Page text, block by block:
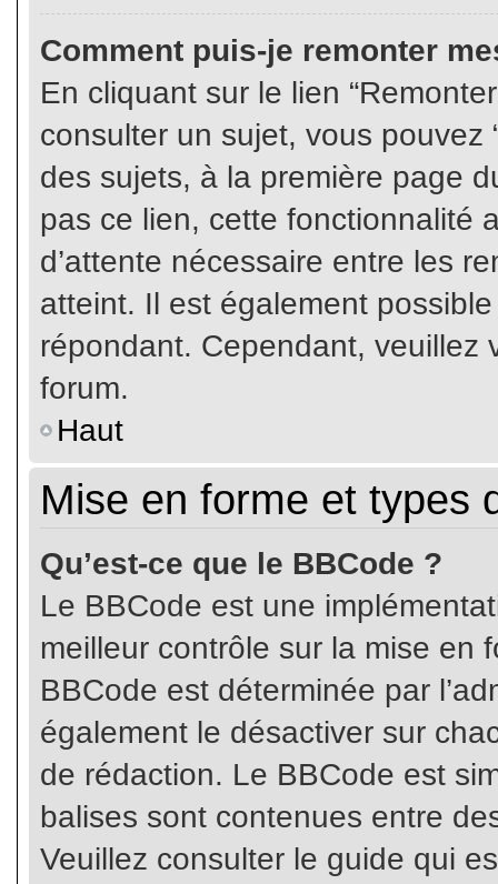
Comment puis-je remonter
En cliquant sur le lien
consulter un sujet, vous pouvez
des sujets, à la première page
pas ce lien, cette fonctionnalité
d’attente nécessaire entre les
atteint. Il est également
répondant. Cependant, veuillez
forum.
Haut
Mise en forme et types
Qu’est-ce que le BBCode ?
Le BBCode est une
meilleur contrôle sur la mise en
BBCode est déterminée par
également le désactiver sur
de rédaction. Le BBCode est
balises sont contenues entre
Veuillez consulter le guide qui